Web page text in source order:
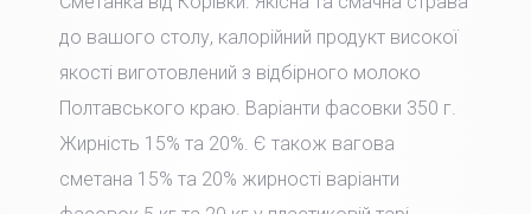
до вашого столу, калорійний продукт високої
якості виготовлений з відбірного молоко
Полтавського краю. Варіанти фасовки 350 г.
Жирність 15% та 20%. Є також вагова
сметана 15% та 20% жирності варіанти